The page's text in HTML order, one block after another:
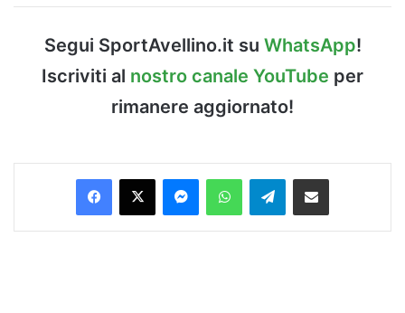
Segui SportAvellino.it su WhatsApp!
Iscriviti al nostro canale YouTube per
rimanere aggiornato!
Facebook
X MessengerWhatsAppTelegramCondividi via Email